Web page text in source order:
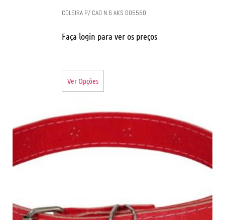
COLEIRA P/ CAO N.6 AKS 005550
Faça login para ver os preços
Ver Opções